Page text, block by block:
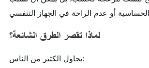
لماذا تقصر الطرق الشائعة؟
يحاول الكثير من الناس: